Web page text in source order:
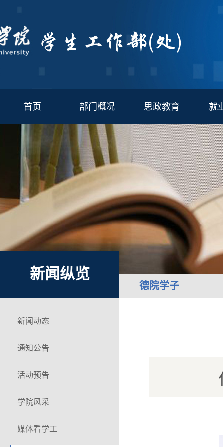
首页 部门概况 思政教育 就
新闻纵览
德院学子
新闻动态
通知公告
活动预告
学院风采
媒体看学工